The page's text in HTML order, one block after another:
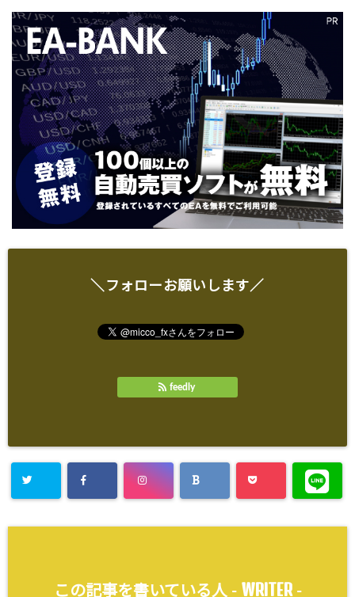
＼フォローお願いします／
feedly
この記事を書いている人 - WRITER-